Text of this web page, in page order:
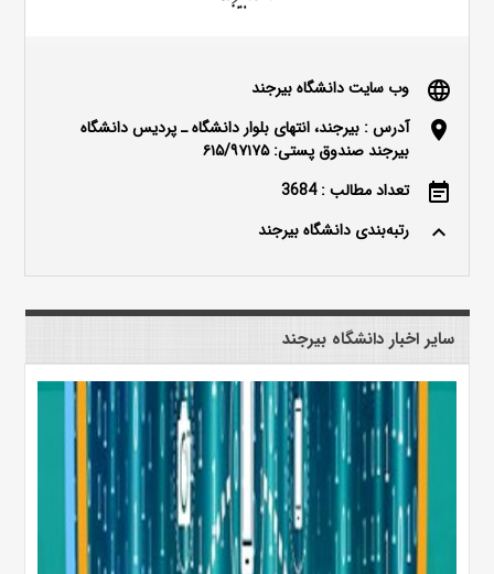
language وب سایت دانشگاه بیرجند
location_on
آدرس : بیرجند، انتهای بلوار دانشگاه ـ پردیس دانشگاه
بیرجند صندوق پستی: ۶۱۵/۹۷۱۷۵
event_note تعداد مطالب : 3684
keyboard_arrow_up رتبه‌بندی دانشگاه بیرجند
سایر اخبار دانشگاه بیرجند